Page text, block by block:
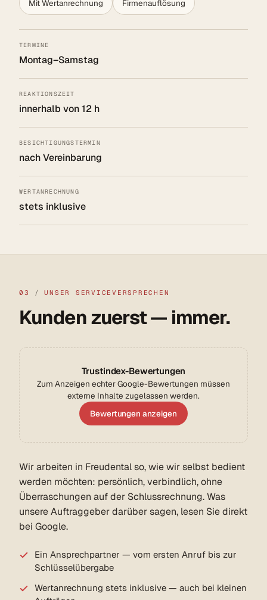
Mit Wertanrechnung Firmenauflösung
TERMINE
Montag–Samstag
REAKTIONSZEIT
innerhalb von 12 h
BESICHTIGUNGSTERMIN
nach Vereinbarung
WERTANRECHNUNG
stets inklusive
03 / UNSER SERVICEVERSPRECHEN
Kunden zuerst — immer.
Trustindex-Bewertungen
Zum Anzeigen echter Google-Bewertungen müssen
externe Inhalte zugelassen werden.
Bewertungen anzeigen
Wir arbeiten in Freudental so, wie wir selbst bedient
werden möchten: persönlich, verbindlich, ohne
Überraschungen auf der Schlussrechnung. Was
unsere Auftraggeber darüber sagen, lesen Sie direkt
bei Google.
Ein Ansprechpartner — vom ersten Anruf bis zur
Schlüsselübergabe
Wertanrechnung stets inklusive — auch bei kleinen